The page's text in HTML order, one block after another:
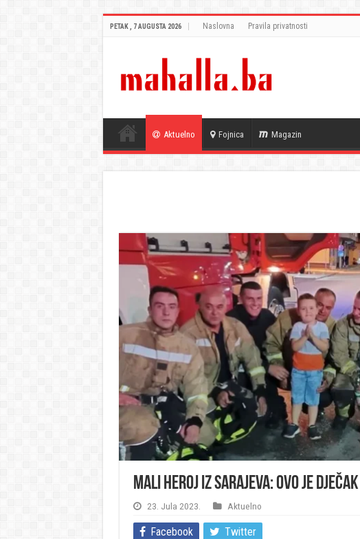
PETAK , 7 AUGUSTA 2026 Naslovna Pravila privatnosti
Aktuelno Fojnica Magazin
Mali heroj iz Sarajeva: Ovo je
23. Jula 2023. Aktuelno
Facebook Twitter